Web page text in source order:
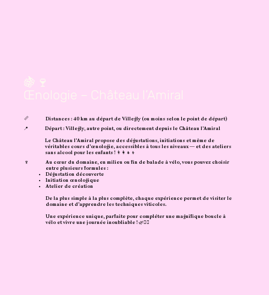
🍇🍷
Œnologie – Château l’Amiral
📏
Distances : 40 km au départ de Villegly (ou moins selon le point de départ)
📍
Départ : Villegly, autre point, ou directement depuis le Château l’Amiral
Le Château l’Amiral propose des dégustations, initiations et même de
véritables cours d’œnologie, accessibles à tous les niveaux — et des ateliers
sans alcool pour les enfants ! 👨‍👩‍👧‍👦
🍷
Au cœur du domaine, en milieu ou fin de balade à vélo, vous pouvez choisir
entre plusieurs formules :
Dégustation découverte
Initiation œnologique
Atelier de création
De la plus simple à la plus complète, chaque expérience permet de visiter le
domaine et d’apprendre les techniques viticoles.
Une expérience unique, parfaite pour compléter une magnifique boucle à
vélo et vivre une journée inoubliable ! 🌿🚴‍♀️